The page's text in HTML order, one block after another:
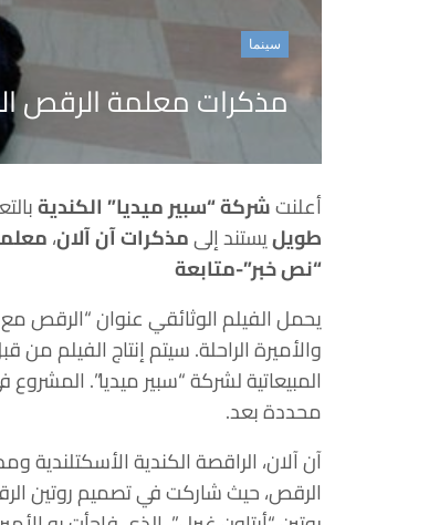
سينما
مذكرات معلمة الرقص
أعلنتشركة “سبير ميديا” الكندية
طويليستند إلىمذكرات آن آلان،
“نص خبر”-متابعة
يحمل الفيلم الوثائقي عنوان “الرقص
والأميرة الراحلة. سيتم إنتاج الفيلم
المبيعاتية لشركة “سبير ميديا”.
محددة بعد.
آن آلان، الراقصة الكندية الأسكتلندية